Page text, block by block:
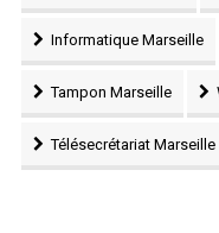
Informatique Marseille
Tampon Marseille
Télésecrétariat Marseille